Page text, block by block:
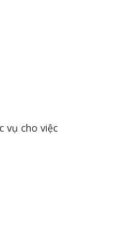
vụ cho việc